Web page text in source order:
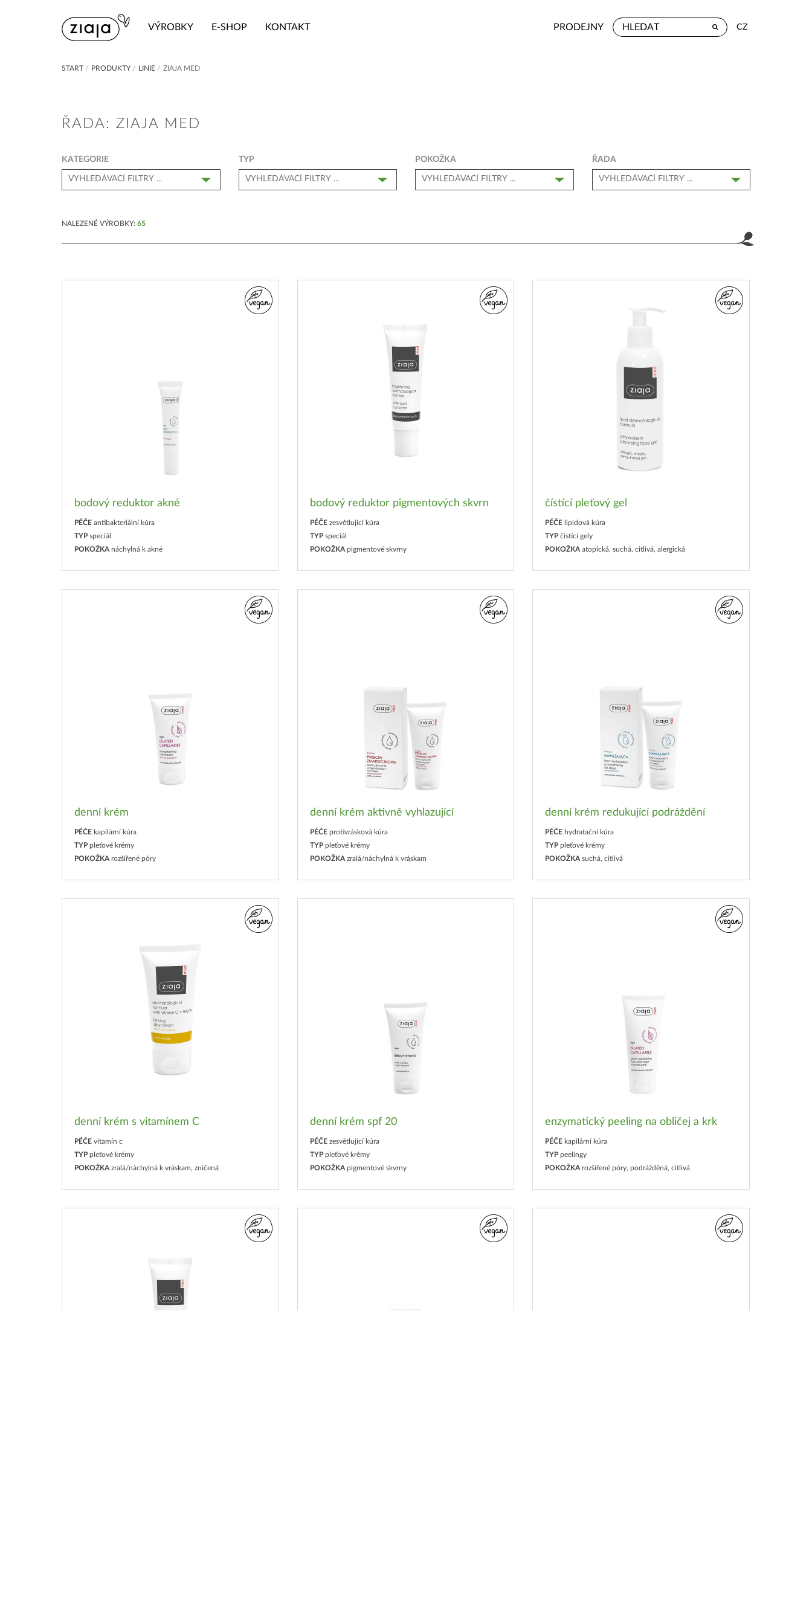
VÝROBKY E-SHOP KONTAKT PRODEJNY CZ
START / PRODUKTY / LINIE / ZIAJA MED
ŘADA: ZIAJA MED
KATEGORIE TYP POKOŽKA ŘADA
NALEZENÉ VÝROBKY: 65
bodový reduktor akné
PÉČE antibakteriální kúra
TYP speciál
POKOŽKA náchylná k akné
bodový reduktor pigmentových skvrn
PÉČE zesvětlující kúra
TYP speciál
POKOŽKA pigmentové skvrny
čístící pleťový gel
PÉČE lipidová kúra
TYP čistící gely
POKOŽKA atopická, suchá, citlivá, alergická
denní krém
PÉČE kapilární kúra
TYP pleťové krémy
POKOŽKA rozšířené póry
denní krém aktivně vyhlazující
PÉČE protivrásková kúra
TYP pleťové krémy
POKOŽKA zralá/náchylná k vráskam
denní krém redukující podráždění
PÉČE hydratační kúra
TYP pleťové krémy
POKOŽKA suchá, citlivá
denní krém s vitamínem C
PÉČE vitamín c
TYP pleťové krémy
POKOŽKA zralá/náchylná k vráskam, zničená
denní krém spf 20
PÉČE zesvětlující kúra
TYP pleťové krémy
POKOŽKA pigmentové skvrny
enzymatický peeling na obličej a krk
PÉČE kapilární kúra
TYP peelingy
POKOŽKA rozšířené póry, podrážděná, citlivá